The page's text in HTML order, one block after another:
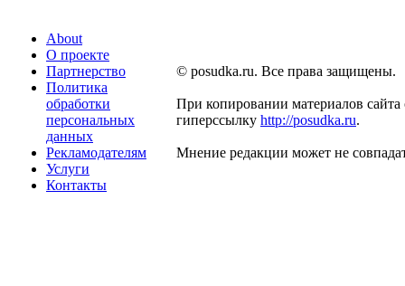
About
О проекте
Партнерство
Политика
обработки
персональных
данных
Рекламодателям
Услуги
Контакты
© posudka.ru. Все права защищены.
При копировании материалов сайта
гиперссылку http://posudka.ru.
Мнение редакции может не